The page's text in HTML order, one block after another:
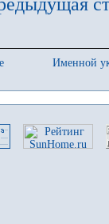
Именной